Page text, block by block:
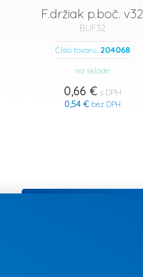
F.držiak p.boč. v32
BUF32
Číslo tovaru: 204068
na sklade
0,66 €s DPH
0,54 €bez DPH